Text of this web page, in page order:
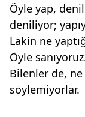
Öyle yap,
deniliyor;
Lakin ne
Öyle
Bilenler de,
söylemiyorlar.